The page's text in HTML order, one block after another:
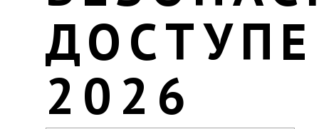
ДОСТУПЕ
2026